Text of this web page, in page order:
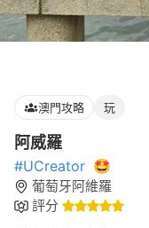
澳門攻略 玩
阿威羅
#UCreator 🤩
葡萄牙阿維羅
評分